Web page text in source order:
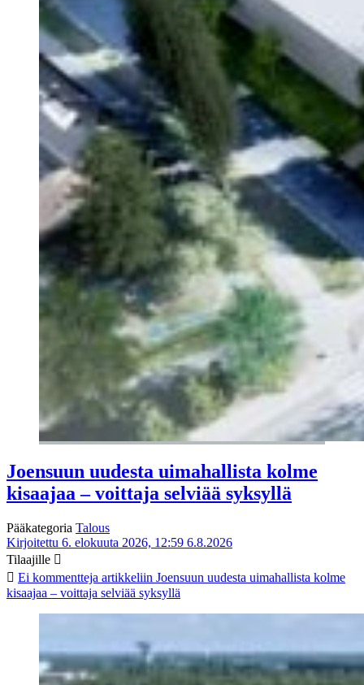
Joensuun uudesta uimahallista kolme
kisaajaa – voittaja selviää syksyllä
Pääkategoria Talous
Kirjoitettu 6. elokuuta 2026, 12:59 6.8.2026
Tilaajille
Ei kommentteja artikkeliin Joensuun uudesta uimahallista kolme
kisaajaa – voittaja selviää syksyllä